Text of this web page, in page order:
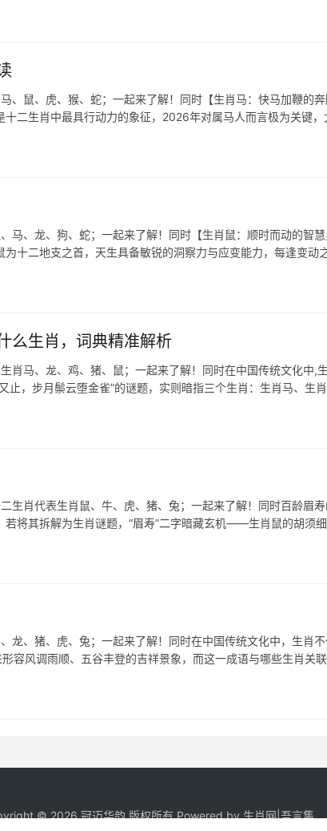
、鼠、虎、猴、蛇；一起来了解！同时【生肖马：快马加鞭的奔
二生肖中最具行动力的象征，2026年对属马人而言极为关键，
马、龙、狗、蛇；一起来了解！同时【生肖鼠：顺时而动的智慧
十二地支之首，天生具备敏锐的洞察力与应变能力，每逢变动
么生肖，词典精准解析
肖马、龙、鸡、猪、鼠；一起来了解！同时在中国传统文化中,
止，步月鬃云堕金雀”的谜题，实则暗指三个生肖：生肖马、生
生肖代表生肖鼠、牛、虎、猪、兔；一起来了解！同时百龄眉
若将其拆解为生肖谜题，“眉寿”二字暗藏玄机——生肖鼠的胡须
龙、猪、虎、兔；一起来了解！同时在中国传统文化中，生肖
容风调雨顺、五谷丰登的吉祥景象，而这一成语与哪些生肖关
© 2026 冠迈华韵 版权所有 Powered by生肖网|吾言集